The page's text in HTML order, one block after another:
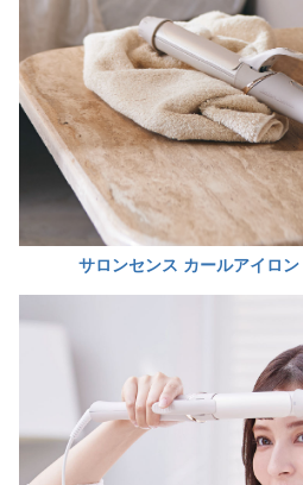
サロンセンス カールアイロン